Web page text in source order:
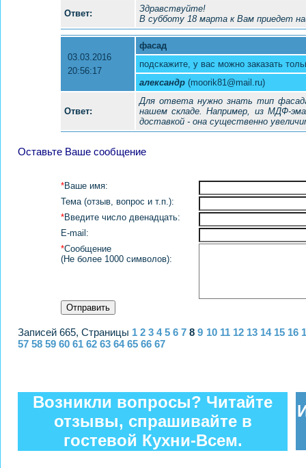
Ответ:
Здравствуйте!
В субботу 18 марта к Вам приедет
03.03.2016
20:56:17
фасад
подскажите, у вас можно заказать
александр (moorik81@mail.ru)
Ответ:
Для ответа нужно знать тип
нашем складе. Например, из МДФ-
доставкой - она существенно
Оставьте Ваше сообщение
*Ваше имя:
Тема (отзыв, вопрос и т.п.):
*Введите число двенадцать:
E-mail:
*Сообщение
(Не более 1000 символов):
Записей 665, Страницы 1 2 3 4 5 6 7 89 10 11 12 13 14 15 16
57 58 59 60 61 62 63 64 65 66 67
Возникли вопросы? Читайте
отзывы, спрашивайте в
гостевой Кухни-Всем.